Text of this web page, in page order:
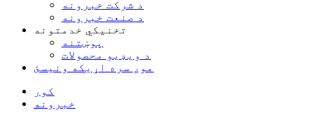
د شرکت خبرونه
د صنعت خبرونه
تخنیکي خدمتونه
پوښتنه
د ویډیو محصولات
موږ سره اړیکه ونیسئ
کور
خبرونه